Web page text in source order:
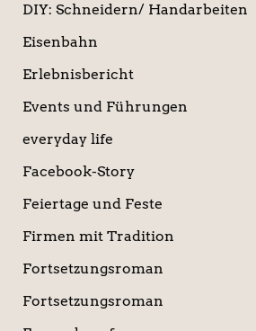
DIY: Schneidern/ Handarbeiten
Eisenbahn
Erlebnisbericht
Events und Führungen
everyday life
Facebook-Story
Feiertage und Feste
Firmen mit Tradition
Fortsetzungsroman
Fortsetzungsroman